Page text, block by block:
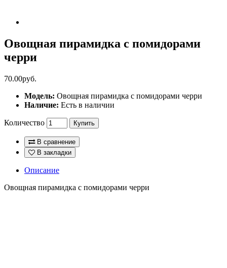
Овощная пирамидка с помидорами
черри
70.00руб.
Модель: Овощная пирамидка с помидорами черри
Наличие: Есть в наличии
Количество Купить
В сравнение
В закладки
Описание
Овощная пирамидка с помидорами черри